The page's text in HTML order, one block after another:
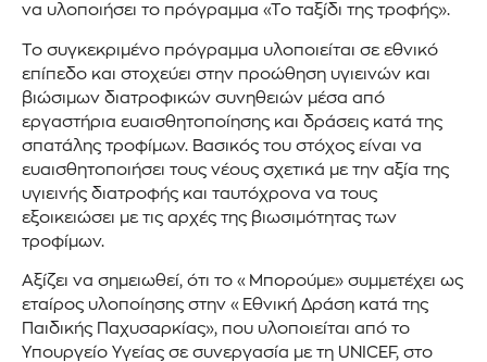
να υλοποιήσει το πρόγραμμα «Το ταξίδι της τροφής».
Το συγκεκριμένο πρόγραμμα υλοποιείται σε εθνικό
επίπεδο και στοχεύει στην προώθηση υγιεινών και
βιώσιμων διατροφικών συνηθειών μέσα από
εργαστήρια ευαισθητοποίησης και δράσεις κατά της
σπατάλης τροφίμων. Βασικός του στόχος είναι να
ευαισθητοποιήσει τους νέους σχετικά με την αξία της
υγιεινής διατροφής και ταυτόχρονα να τους
εξοικειώσει με τις αρχές της βιωσιμότητας των
τροφίμων.
Αξίζει να σημειωθεί, ότι το «Μπορούμε» συμμετέχει ως
εταίρος υλοποίησης στην «Εθνική Δράση κατά της
Παιδικής Παχυσαρκίας», που υλοποιείται από το
Υπουργείο Υγείας σε συνεργασία με τη UNICEF, στο